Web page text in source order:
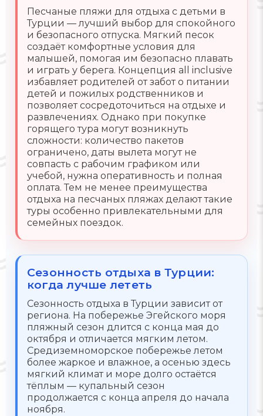
Песчаные пляжи для отдыха с детьми в
Турции — лучший выбор для спокойного
и безопасного отпуска. Мягкий песок
создаёт комфортные условия для
малышей, помогая им безопасно плавать
и играть у берега. Концепция all inclusive
избавляет родителей от забот о питании
детей и пожилых родственников и
позволяет сосредоточиться на отдыхе и
развлечениях. Однако при покупке
горящего тура могут возникнуть
сложности: количество пакетов
ограничено, даты вылета могут не
совпасть с рабочим графиком или
учебой, нужна оперативность и полная
оплата. Тем не менее преимущества
отдыха на песчаных пляжах делают такие
туры особенно привлекательными для
семейных поездок.
Сезонность отдыха в Турции:
когда лучше лететь
Сезонность отдыха в Турции зависит от
региона. На побережье Эгейского моря
пляжный сезон длится с конца мая до
октября и отличается мягким летом.
Средиземноморское побережье летом
более жаркое и влажное, а осенью здесь
мягкий климат и море долго остаётся
тёплым — купальный сезон
продолжается с конца апреля до начала
ноября.